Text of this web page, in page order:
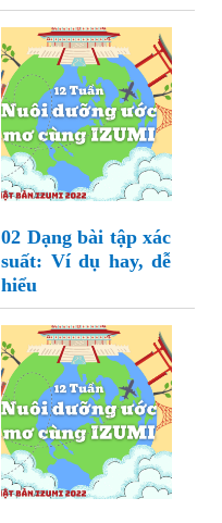
02 Dạng bài tập xác
suất: Ví dụ hay, dễ
hiểu